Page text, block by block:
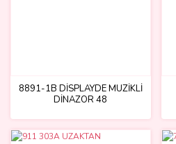
8891-1B DİSPLAYDE MÜZİKLİ
DİNAZOR 48